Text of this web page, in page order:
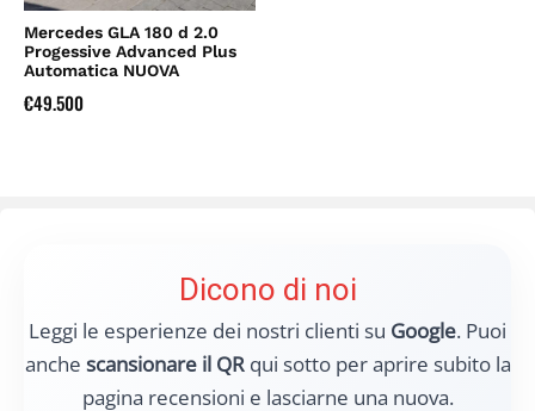
Mercedes GLA 180 d 2.0
Progessive Advanced Plus
Automatica NUOVA
€49.500
Dicono di noi
Leggi le esperienze dei nostri clienti su Google. Puoi
anche scansionare il QRqui sotto per aprire subito la
pagina recensioni e lasciarne una nuova.